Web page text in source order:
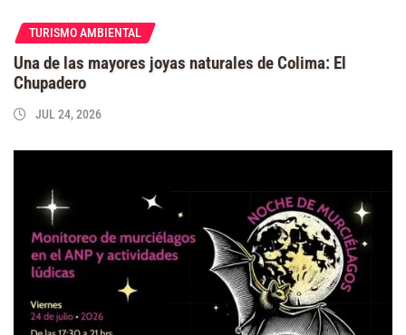
TURISMO AMBIENTAL
Una de las mayores joyas naturales de Colima: El
Chupadero
JUL 24, 2026